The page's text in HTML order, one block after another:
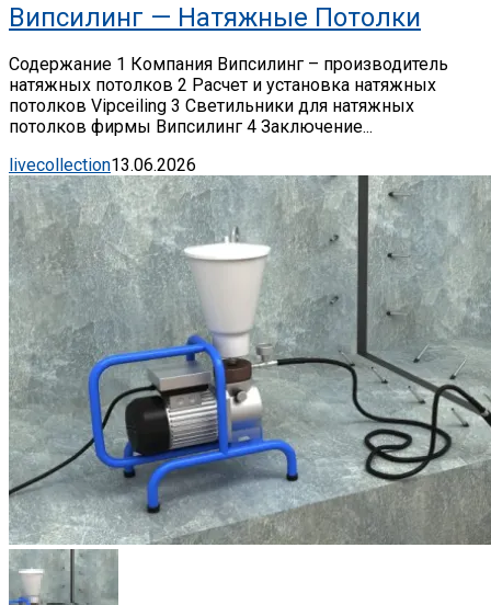
Випсилинг — Натяжные Потолки
Содержание 1 Компания Випсилинг – производитель
натяжных потолков 2 Расчет и установка натяжных
потолков Vipceiling 3 Светильники для натяжных
потолков фирмы Випсилинг 4 Заключение...
livecollection13.06.2026